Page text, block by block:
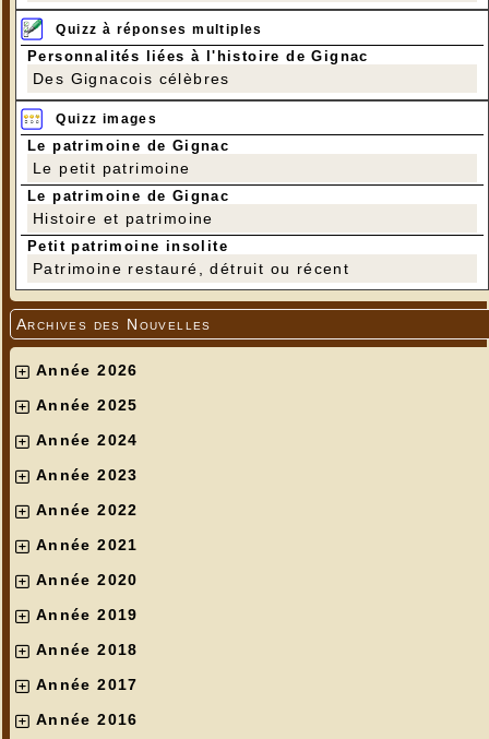
Quizz à réponses multiples
Personnalités liées à l'histoire de Gignac
Des Gignacois célèbres
Quizz images
Le patrimoine de Gignac
Le petit patrimoine
Le patrimoine de Gignac
Histoire et patrimoine
Petit patrimoine insolite
Patrimoine restauré, détruit ou récent
Archives des Nouvelles
Année 2026
Année 2025
Année 2024
Année 2023
Année 2022
Année 2021
Année 2020
Année 2019
Année 2018
Année 2017
Année 2016